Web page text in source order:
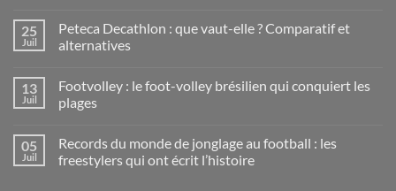
sur
Le
Sipa
plumfoot
philippin,
un
méconnu
25
Juil
Peteca Decathlon : que vaut-elle ? Comparatif et
alternatives
sur
Peteca
Decathlon
vaut-
elle
?
13
Juil
Footvolley : le foot-volley brésilien qui conquiert les
plages
sur
Footvolley
05
Juil
Records du monde de jonglage au football : les
freestylers qui ont écrit l’histoire